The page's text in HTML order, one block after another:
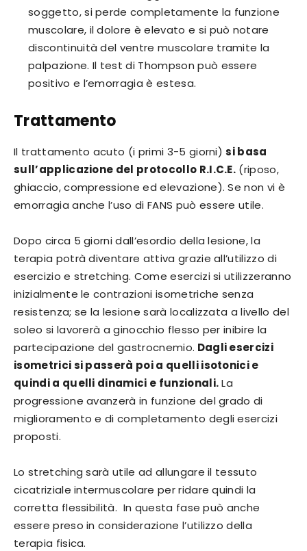
soggetto, si perde completamente la funzione
muscolare, il dolore è elevato e si può notare
discontinuità del ventre muscolare tramite la
palpazione. Il test di Thompson può essere
positivo e l’emorragia è estesa.
Trattamento
Il trattamento acuto (i primi 3-5 giorni)si basa
sull’applicazione del protocollo R.I.C.E. (riposo,
ghiaccio, compressione ed elevazione). Se non vi è
emorragia anche l’uso di FANS può essere utile.
Dopo circa 5 giorni dall’esordio della lesione, la
terapia potrà diventare attiva grazie all’utilizzo di
esercizio e stretching. Come esercizi si utilizzeranno
inizialmente le contrazioni isometriche senza
resistenza; se la lesione sarà localizzata a livello del
soleo si lavorerà a ginocchio flesso per inibire la
partecipazione del gastrocnemio. Dagli esercizi
isometrici si passerà poi a quelli isotonici e
quindi a quelli dinamici e funzionali.La
progressione avanzerà in funzione del grado di
miglioramento e di completamento degli esercizi
proposti.
Lo stretching sarà utile ad allungare il tessuto
cicatriziale intermuscolare per ridare quindi la
corretta flessibilità. In questa fase può anche
essere preso in considerazione l’utilizzo della
terapia fisica.